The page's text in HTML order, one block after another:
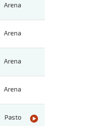
Arena
Arena
Arena
Arena
Pasto